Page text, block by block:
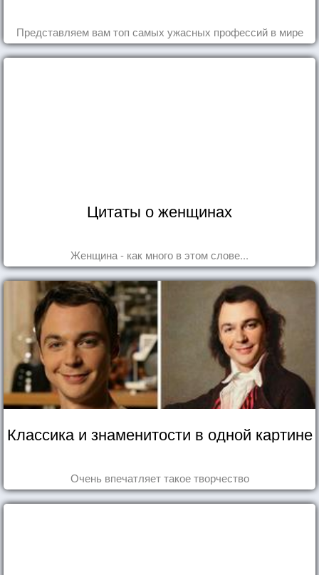
Представляем вам топ самых ужасных профессий в мире
Цитаты о женщинах
Женщина - как много в этом слове...
Классика и знаменитости в одной картине
Очень впечатляет такое творчество